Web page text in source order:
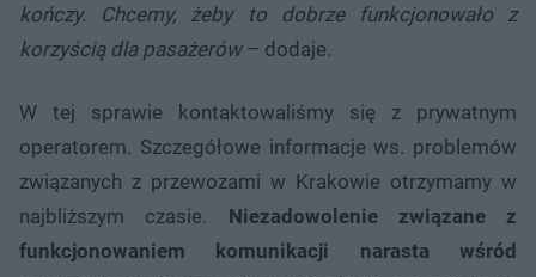
kończy. Chcemy, żeby to dobrze funkcjonowało z
korzyścią dla pasażerów– dodaje.
W tej sprawie kontaktowaliśmy się z prywatnym
operatorem. Szczegółowe informacje ws. problemów
związanych z przewozami w Krakowie otrzymamy w
najbliższym czasie. Niezadowolenie związane z
funkcjonowaniem komunikacji narasta wśród